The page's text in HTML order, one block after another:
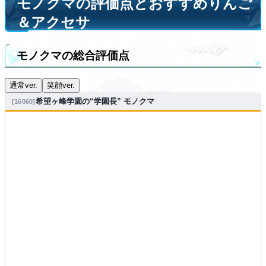
モノクマの評価点とおすすめりんご
＆アクセサ
モノクマの総合評価点
通常ver. 笑顔ver.
16060 希望ヶ峰学園の“学園長” モノクマ